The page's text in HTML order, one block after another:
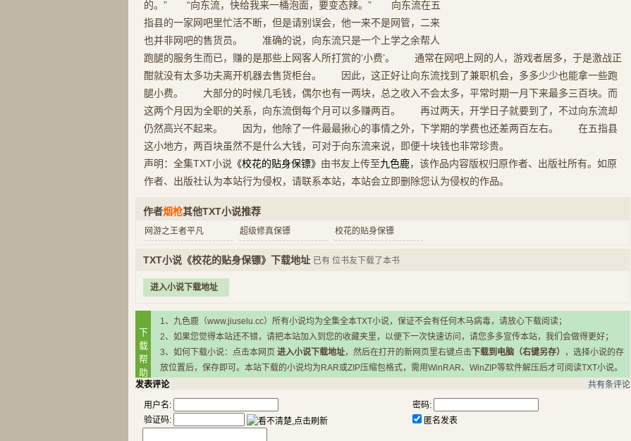
的。” “向东流，快给我来一桶泡面，要变态辣。” 向东流在五
指县的一家网吧里忙活不断，但是请别误会，他一来不是网管，二来
也并非网吧的售货员。 准确的说，向东流只是一个上学之余帮人
跑腿的服务生而已，赚的是那些上网客人所打赏的‘小费’。 通常在网吧上网的人，游戏者居多，于是激战正
酣就没有太多功夫离开机器去售货柜台。 因此，这正好让向东流找到了兼职机会，多多少少也能拿一些跑
腿小费。 大部分的时候几毛钱，偶尔也有一两块，总之收入不会太多，平常时期一月下来最多三百块。而
这两个月因为全职的关系，向东流倒每个月可以多赚两百。 再过两天，开学日子就要到了，不过向东流却
仍然高兴不起来。 因为，他除了一件最最揪心的事情之外，下学期的学费也还差两百左右。 在五指县
这小地方，两百块虽然不是什么大钱，可对于向东流来说，即便十块钱也非常珍贵。
声明：全集TXT小说 《校花的贴身保镖》 由书友上传至九色鹿，该作品内容版权归原作者、出版社所有。如原
作者、出版社认为本站行为侵权，请联系本站，本站会立即删除您认为侵权的作品。
作者烟枪其他TXT小说推荐
网游之王者平凡 超级修真保镖 校花的贴身保镖
TXT小说《校花的贴身保镖》下载地址 已有 位书友下载了本书
进入小说下载地址
下
载
帮
助
1、九色鹿（www.jiuselu.cc）所有小说均为全集全本TXT小说，保证不会有任何木马病毒，请放心下载阅读；
2、如果您觉得本站还不错，请把本站加入到您的收藏夹里，以便下一次快速访问，请您多多宣传本站，我们会做得更好；
3、如何下载小说：点击本网页 进入小说下载地址，然后在打开的新网页里右键点击 下载到电脑（右键另存）
，选择小说的存
放位置后，保存即可。本站下载的小说均为RAR或ZIP压缩包格式，需用WinRAR、WinZIP等软件解压后才可阅读TXT小说。
发表评论
共有条评论
用户名:
密码:
验证码:
匿名发表